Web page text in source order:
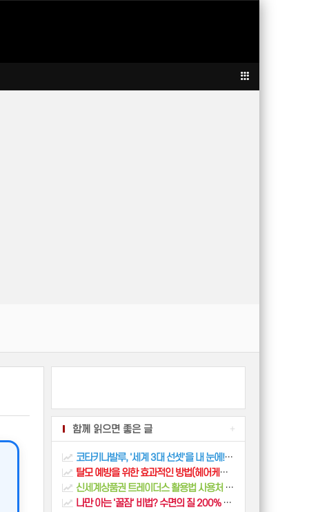
+
함께 읽으면 좋은 글
코타키나발루, '세계 3대 선셋'을 내 눈에! 3박 5일 완벽 가족여행 코스 (리조트, 투어, 맛집 총정리)
탈모 예방을 위한 효과적인 방법(헤어케어, 두피마사지)
신세계상품권 트레이더스 활용법 사용처 교환 방법 꿀팁
나만 아는 '꿀잠' 비법? 수면의 질 200% 올리기